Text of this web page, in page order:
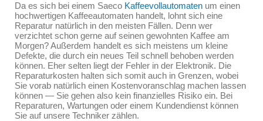
Da es sich bei einem Saeco Kaffeevollautomaten um einen
hochwertigen Kaffeeautomaten handelt, lohnt sich eine
Reparatur natürlich in den meisten Fällen. Denn wer
verzichtet schon gerne auf seinen gewohnten Kaffee am
Morgen? Außerdem handelt es sich meistens um kleine
Defekte, die durch ein neues Teil schnell behoben werden
können. Eher selten liegt der Fehler in der Elektronik. Die
Reparaturkosten halten sich somit auch in Grenzen, wobei
Sie vorab natürlich einen Kostenvoranschlag machen lassen
können — Sie gehen also kein finanzielles Risiko ein. Bei
Reparaturen, Wartungen oder einem Kundendienst können
Sie auf unsere Techniker zählen.